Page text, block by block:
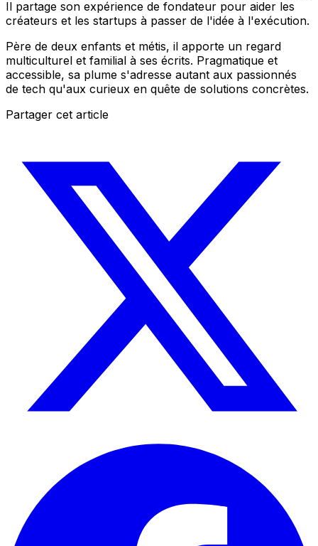
Il partage son expérience de fondateur pour aider les
créateurs et les startups à passer de l'idée à l'exécution.
Père de deux enfants et métis, il apporte un regard
multiculturel et familial à ses écrits. Pragmatique et
accessible, sa plume s'adresse autant aux passionnés
de tech qu'aux curieux en quête de solutions concrètes.
Partager cet article